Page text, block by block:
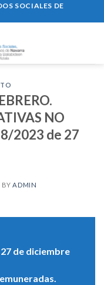
SOCIALES DE
NO
2023 de 27
BY ADMIN
de diciembre